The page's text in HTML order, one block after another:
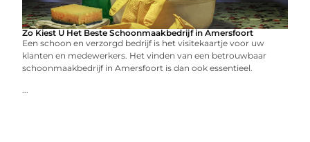
Zo Kiest U Het Beste Schoonmaakbedrijf in Amersfoort
Een schoon en verzorgd bedrijf is het visitekaartje voor uw
klanten en medewerkers. Het vinden van een betrouwbaar
schoonmaakbedrijf in Amersfoort is dan ook essentieel.
...